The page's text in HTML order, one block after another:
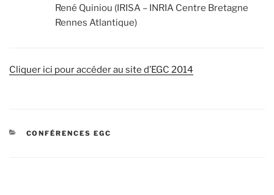
René Quiniou (IRISA – INRIA Centre Bretagne
Rennes Atlantique)
Cliquer ici pour accéder au site d’EGC 2014
CATÉGORIES
CONFÉRENCES EGC